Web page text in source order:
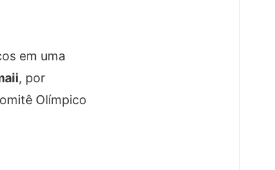
em uma
, por
Olímpico